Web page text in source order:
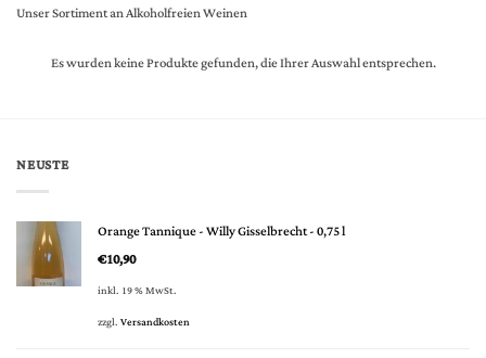
Unser Sortiment an Alkoholfreien Weinen
Es wurden keine Produkte gefunden, die Ihrer Auswahl entsprechen.
NEUSTE
Orange Tannique - Willy Gisselbrecht - 0,75 l
€10,90
inkl. 19 % MwSt.
zzgl.Versandkosten